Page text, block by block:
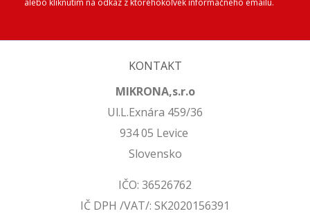
alebo kliknutím na odkaz z ktoréhokoľvek informačného emailu.
KONTAKT
MIKRONA,s.r.o
Ul.L.Exnára 459/36
934 05 Levice
Slovensko
IČO: 36526762
IČ DPH /VAT/: SK2020156391